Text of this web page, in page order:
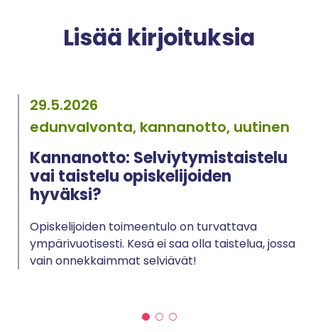
Lisää kirjoituksia
29.5.2026
edunvalvonta, kannanotto, uutinen
Kannanotto: Selviytymistaistelu
vai taistelu opiskelijoiden
hyväksi?
Opiskelijoiden toimeentulo on turvattava
ympärivuotisesti. Kesä ei saa olla taistelua, jossa
vain onnekkaimmat selviävät!